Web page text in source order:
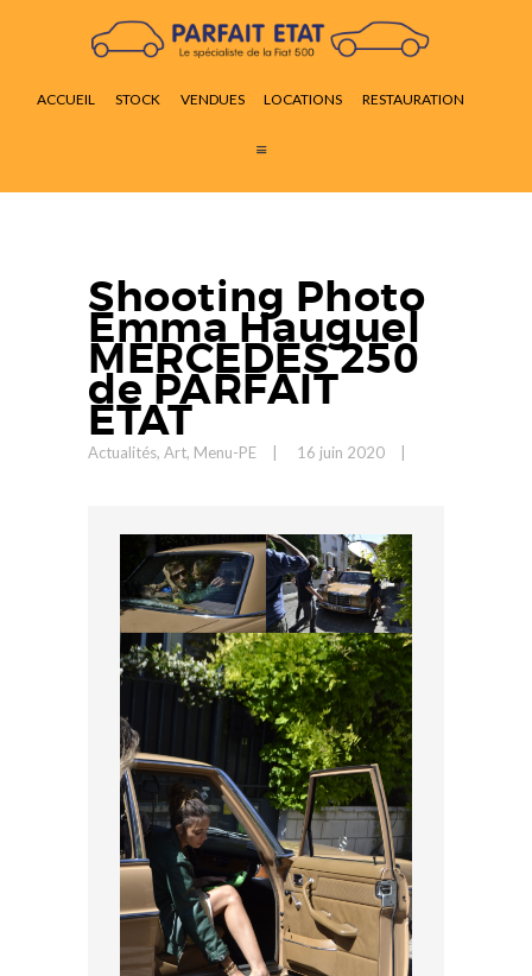
ACCUEIL STOCK VENDUES LOCATIONS RESTAURATION
ACCUEIL
VENDUES
RESTAURATION
Shooting Photo
Emma Hauguel
MERCEDES 250
de PARFAIT
ETAT
Actualités, Art, Menu-PE 16 juin 2020